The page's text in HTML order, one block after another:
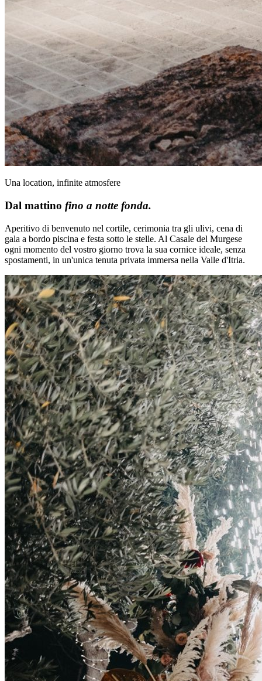
Una location, infinite atmosfere
Dal mattino fino a notte fonda.
Aperitivo di benvenuto nel cortile, cerimonia tra gli ulivi, cena di
gala a bordo piscina e festa sotto le stelle. Al Casale del Murgese
ogni momento del vostro giorno trova la sua cornice ideale, senza
spostamenti, in un'unica tenuta privata immersa nella Valle d'Itria.